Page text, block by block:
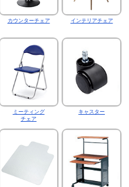
カウンターチェア インテリアチェア
ミーティング
チェア
キャスター